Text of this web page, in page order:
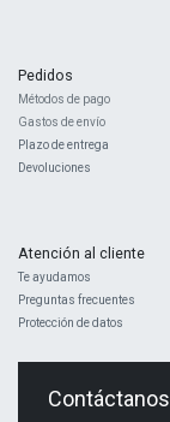
Pedidos
Métodos de pago
Gastos de envío
Plazo de entrega
Devoluciones
Atención al cliente
Te ayudamos
Preguntas frecuentes
Protección de datos
Contáctanos